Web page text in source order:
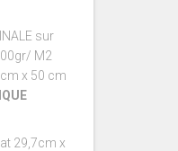
sur
M2
x 50 cm
29,7cm x